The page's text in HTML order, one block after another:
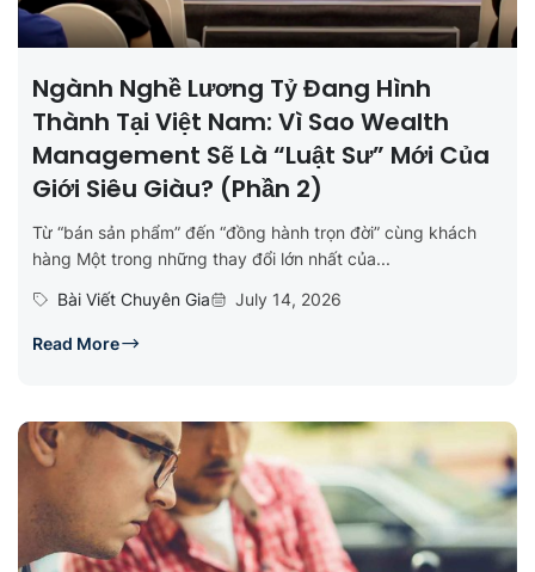
Ngành Nghề Lương Tỷ Đang Hình
Thành Tại Việt Nam: Vì Sao Wealth
Management Sẽ Là “luật Sư” Mới Của
Giới Siêu Giàu? (Phần 2)
Từ “bán sản phẩm” đến “đồng hành trọn đời” cùng khách
hàng Một trong những thay đổi lớn nhất của...
Bài Viết Chuyên Gia
July 14, 2026
Read More